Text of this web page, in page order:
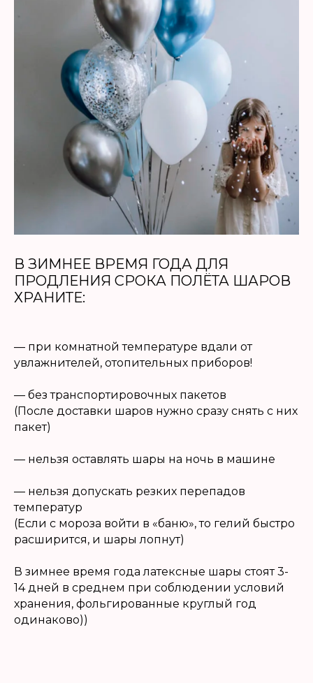
В ЗИМНЕЕ ВРЕМЯ ГОДА ДЛЯ
ПРОДЛЕНИЯ СРОКА ПОЛЁТА ШАРОВ
ХРАНИТЕ:
— при комнатной температуре вдали от
увлажнителей, отопительных приборов!
— без транспортировочных пакетов
(После доставки шаров нужно сразу снять с них
пакет)
— нельзя оставлять шары на ночь в машине
— нельзя допускать резких перепадов
температур
(Если с мороза войти в «баню», то гелий быстро
расширится, и шары лопнут)
В зимнее время года латексные шары стоят 3-
14 дней в среднем при соблюдении условий
хранения, фольгированные круглый год
одинаково))